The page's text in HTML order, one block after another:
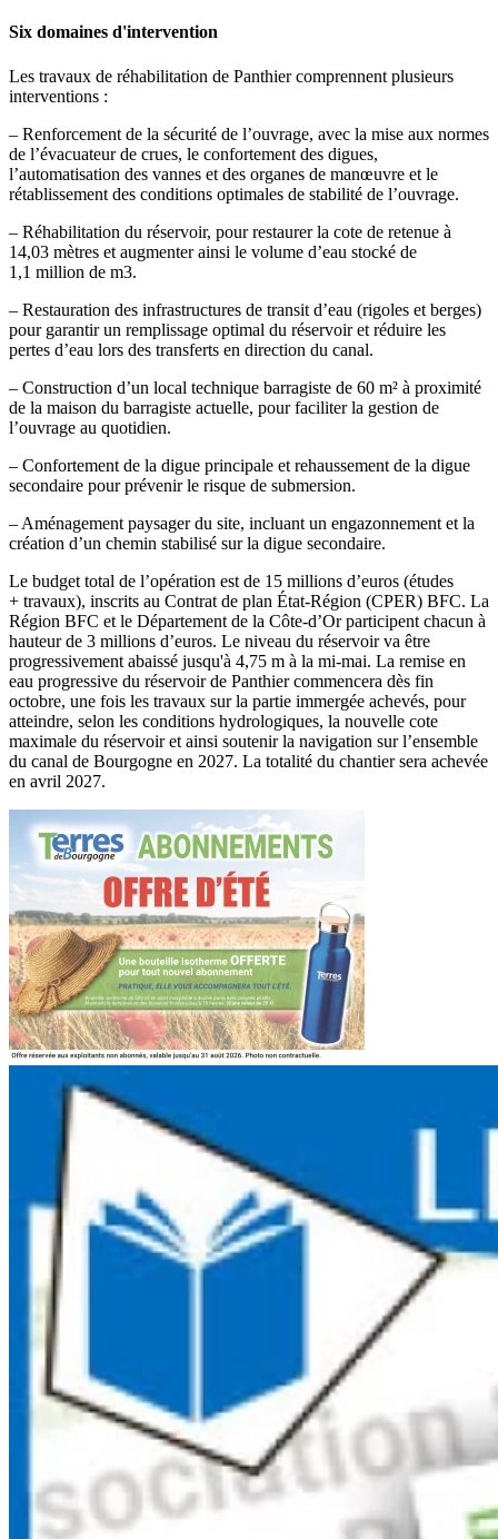
Six domaines d'intervention
Les travaux de réhabilitation de Panthier comprennent plusieurs
interventions :
– Renforcement de la sécurité de l’ouvrage, avec la mise aux normes
de l’évacuateur de crues, le confortement des digues,
l’automatisation des vannes et des organes de manœuvre et le
rétablissement des conditions optimales de stabilité de l’ouvrage.
– Réhabilitation du réservoir, pour restaurer la cote de retenue à
14,03 mètres et augmenter ainsi le volume d’eau stocké de
1,1 million de m3.
– Restauration des infrastructures de transit d’eau (rigoles et berges)
pour garantir un remplissage optimal du réservoir et réduire les
pertes d’eau lors des transferts en direction du canal.
– Construction d’un local technique barragiste de 60 m² à proximité
de la maison du barragiste actuelle, pour faciliter la gestion de
l’ouvrage au quotidien.
– Confortement de la digue principale et rehaussement de la digue
secondaire pour prévenir le risque de submersion.
– Aménagement paysager du site, incluant un engazonnement et la
création d’un chemin stabilisé sur la digue secondaire.
Le budget total de l’opération est de 15 millions d’euros (études
+ travaux), inscrits au Contrat de plan État-Région (CPER) BFC. La
Région BFC et le Département de la Côte-d’Or participent chacun à
hauteur de 3 millions d’euros. Le niveau du réservoir va être
progressivement abaissé jusqu'à 4,75 m à la mi-mai. La remise en
eau progressive du réservoir de Panthier commencera dès fin
octobre, une fois les travaux sur la partie immergée achevés, pour
atteindre, selon les conditions hydrologiques, la nouvelle cote
maximale du réservoir et ainsi soutenir la navigation sur l’ensemble
du canal de Bourgogne en 2027. La totalité du chantier sera achevée
en avril 2027.